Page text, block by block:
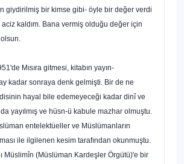
giydirilmiş bir kimse gibi- öyle bir değer verdi
kaldım. Bana vermiş olduğu de­ğer için
Mısıra gitmesi, kitabın yayın­
kadar sonraya denk gelmişti. Bir de ne
hayal bile edemeyeceği kadar dinî ve
yayılmış ve hüsn-ü kabule mazhar olmuştu.
entelektüeller ve Müslü­manların
ile ilgilenen kesim tarafın­dan okunmuştu.
Müslimîn (Müslüman Kardeşler Örgütü)'e bir